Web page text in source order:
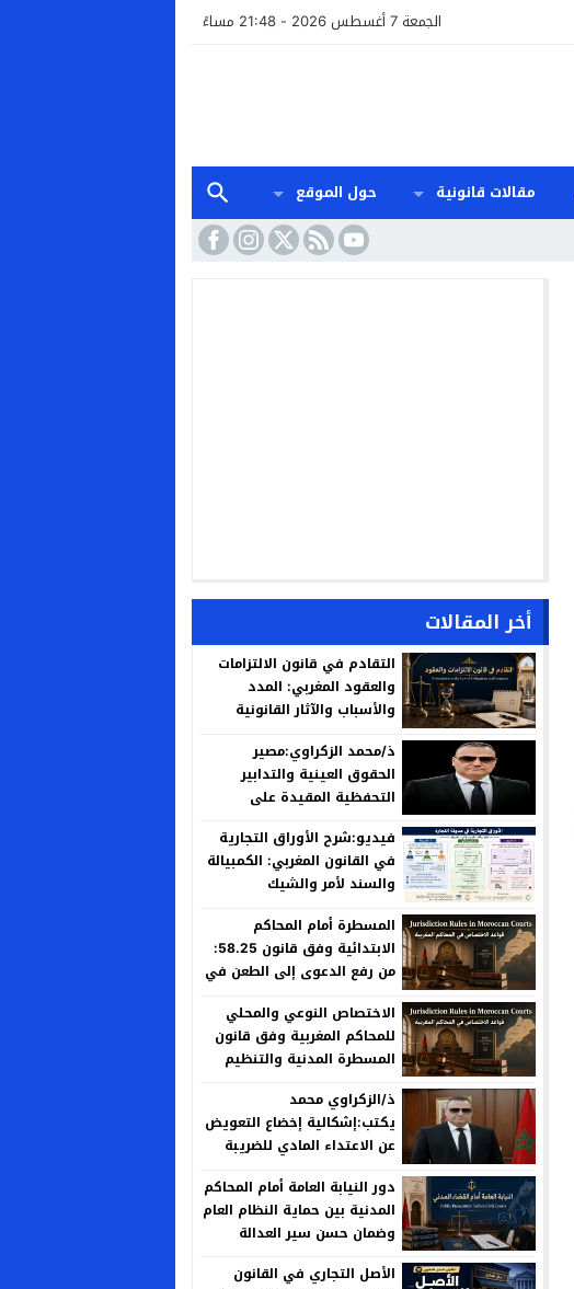
الجمعة 7 أغسطس 2026 - 21:48 مساءً
مقالات قانونية
حول الموقع
أخر المقالات
التقادم في قانون الالتزامات
والعقود المغربي: المدد
والأسباب والآثار القانونية
ذ/محمد الزكراوي:مصير
الحقوق العينية والتدابير
التحفظية المقيدة على
المنفعة العامة
فيديو:شرح الأوراق التجارية
في القانون المغربي: الكمبيالة
والسند لأمر والشيك
المسطرة أمام المحاكم
الابتدائية وفق قانون 58.25:
من رفع الدعوى إلى الطعن في
الاختصاص النوعي والمحلي
للمحاكم المغربية وفق قانون
المسطرة المدنية والتنظيم
ذ/الزكراوي محمد
يكتب:إشكالية إخضاع التعويض
عن الاعتداء المادي للضريبة
العدالة الجبائية وخصوصية
المسؤولية الإدارية
دور النيابة العامة أمام المحاكم
المدنية بين حماية النظام العام
وضمان حسن سير العدالة
الأصل التجاري في القانون